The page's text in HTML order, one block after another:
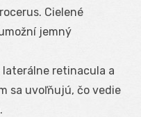
Cielené
jemný
laterálne retinacula a
sa uvoľňujú, čo vedie